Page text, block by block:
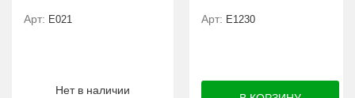
Арт: E021
Нет в наличии
Арт: E1230